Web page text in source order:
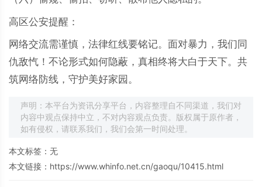
高区公安提醒：
网络交流需谨慎，法律红线要铭记。面对暴力，我们同
仇敌忾！不论形式如何隐蔽，真相终将大白于天下。共
筑网络防线，守护美好家园。
声明：本平台为资讯分享平台，内容整理自不同渠道，我们对
内容中观点保持中立，不对内容观点负责。版权属于原作者，
如有侵权，请联系我们，我们会第一时间处理。
本文标签：无
本文链接： https://www.whinfo.net.cn/gaoqu/10415.html